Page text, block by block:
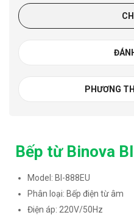
PHƯƠNG
Bếp từ Binova
Model: BI-888EU
Phân loại: Bếp điện từ âm
Điện áp: 220V/50Hz